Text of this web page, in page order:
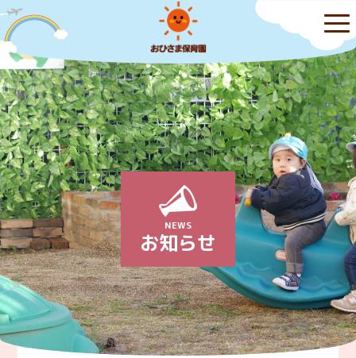
NEWS
お知らせ